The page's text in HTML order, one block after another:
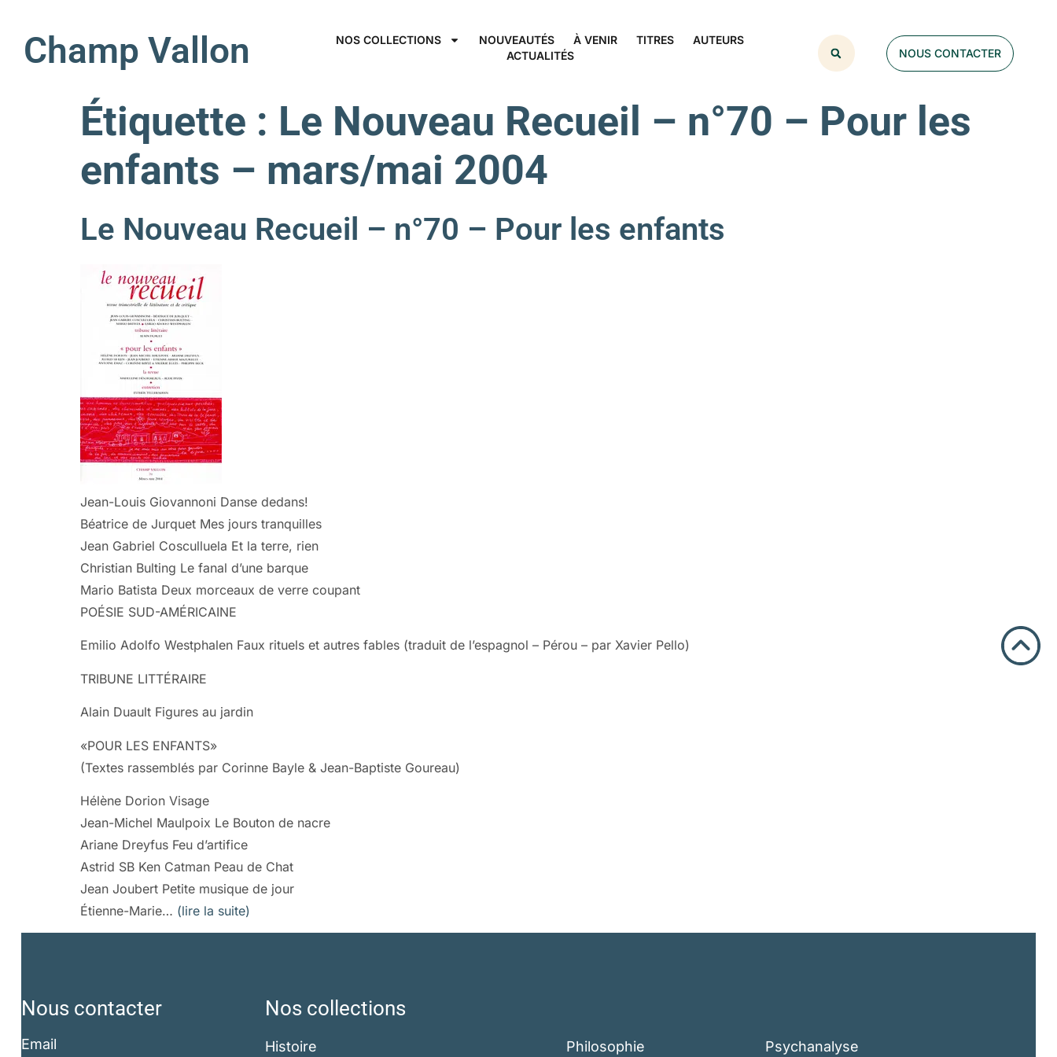
Champ Vallon NOS COLLECTIONS NOUVEAUTÉS À VENIR TITRES
AUTEURS
ACTUALITÉS
NOUS CONTACTER
Étiquette : Le Nouveau Recueil – n°70 – Pour les
enfants – mars/mai 2004
Le Nouveau Recueil – n°70 – Pour les enfants
Jean-Louis Giovannoni Danse dedans!
Béatrice de Jurquet Mes jours tranquilles
Jean Gabriel Cosculluela Et la terre, rien
Christian Bulting Le fanal d’une barque
Mario Batista Deux morceaux de verre coupant
POÉSIE SUD-AMÉRICAINE
Emilio Adolfo Westphalen Faux rituels et autres fables (traduit de l’espagnol – Pérou – par Xavier Pello)
TRIBUNE LITTÉRAIRE
Alain Duault Figures au jardin
«POUR LES ENFANTS»
(Textes rassemblés par Corinne Bayle & Jean-Baptiste Goureau)
Hélène Dorion Visage
Jean-Michel Maulpoix Le Bouton de nacre
Ariane Dreyfus Feu d’artifice
Astrid SB Ken Catman Peau de Chat
Jean Joubert Petite musique de jour
Étienne-Marie… (lire la suite)
Nous contacter
Email
Nos collections
Histoire Philosophie Psychanalyse